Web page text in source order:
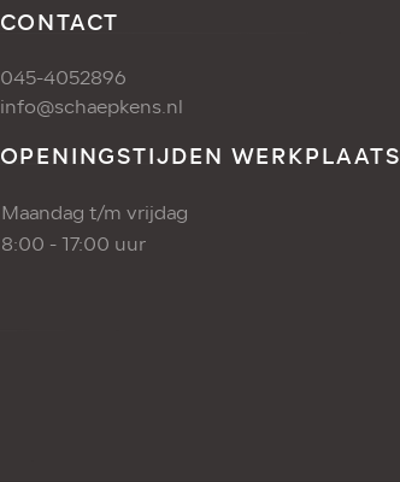
CONTACT
045-4052896
info@schaepkens.nl
OPENINGSTIJDEN WERKPLAATS
Maandag t/m vrijdag
8:00 - 17:00 uur